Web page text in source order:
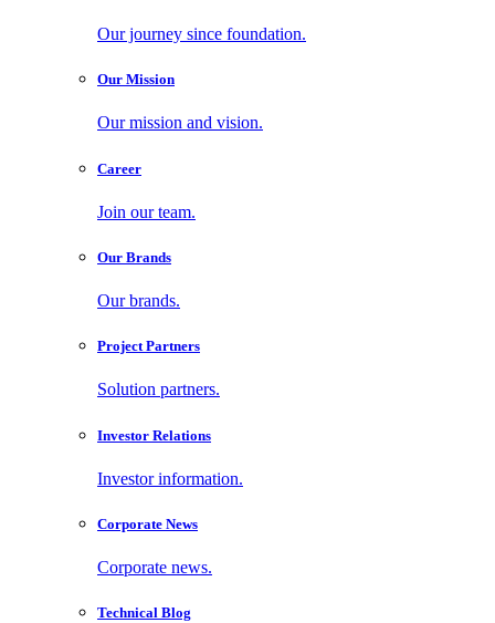
Our journey since foundation.
Our Mission
Our mission and vision.
Career
Join our team.
Our Brands
Our brands.
Project Partners
Solution partners.
Investor Relations
Investor information.
Corporate News
Corporate news.
Technical Blog